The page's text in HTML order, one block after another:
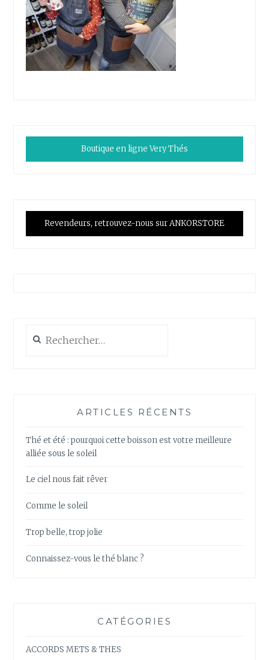
Boutique en ligne Very Thés
Revendeurs, retrouvez-nous sur ANKORSTORE
ARTICLES RÉCENTS
Thé et été : pourquoi cette boisson est votre meilleure
alliée sous le soleil
Le ciel nous fait rêver
Comme le soleil
Trop belle, trop jolie
Connaissez-vous le thé blanc ?
CATÉGORIES
ACCORDS METS & THES